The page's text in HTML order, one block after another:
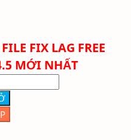
FIX LAG FREE
MỚI NHẤT